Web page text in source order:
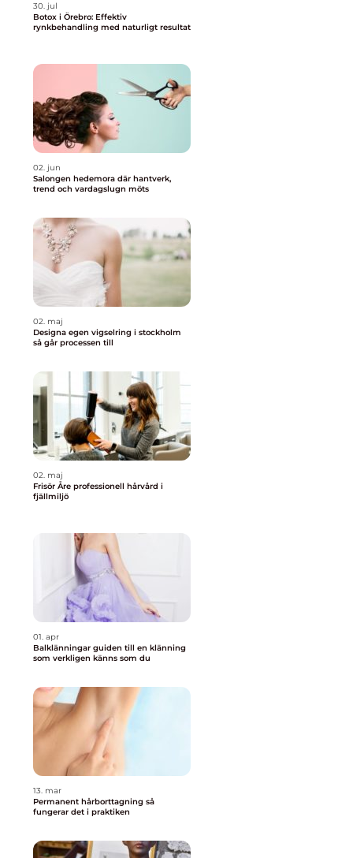
30. jul
Botox i Örebro: Effektiv
rynkbehandling med naturligt resultat
02. jun
Salongen hedemora där hantverk,
trend och vardagslugn möts
02. maj
Designa egen vigselring i stockholm
så går processen till
02. maj
Frisör Åre professionell hårvård i
fjällmiljö
01. apr
Balklänningar guiden till en klänning
som verkligen känns som du
13. mar
Permanent hårborttagning så
fungerar det i praktiken